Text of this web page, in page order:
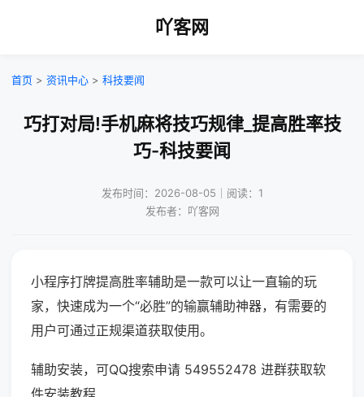
吖客网
首页 > 资讯中心 > 科技要闻
巧打对局!手机麻将技巧规律_提高胜率技
巧-科技要闻
发布时间：2026-08-05｜阅读：1
发布者：吖客网
小程序打牌提高胜率辅助是一款可以让一直输的玩
家，快速成为一个“必胜”的输赢辅助神器，有需要的
用户可通过正规渠道获取使用。
辅助安装，可QQ搜索申请 549552478 进群获取软
件安装教程